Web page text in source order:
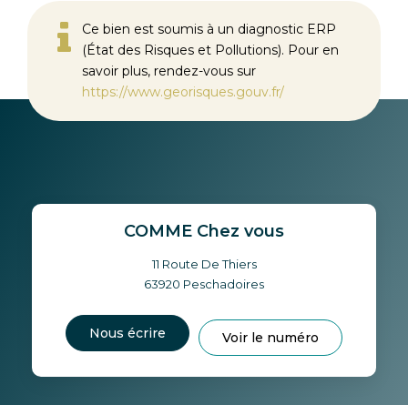
Ce bien est soumis à un diagnostic ERP
(État des Risques et Pollutions). Pour en
savoir plus, rendez-vous sur
https://www.georisques.gouv.fr/
COMME Chez vous
11 Route De Thiers
63920 Peschadoires
Nous écrire Voir le numéro